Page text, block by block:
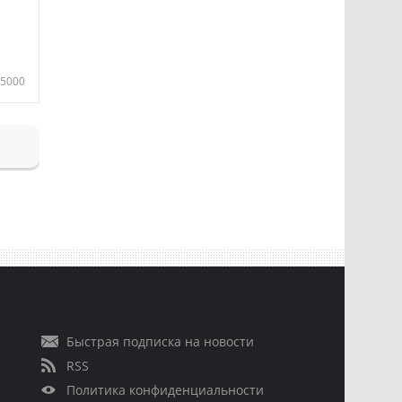
5000
Быстрая подписка на новости
RSS
Политика конфиденциальности